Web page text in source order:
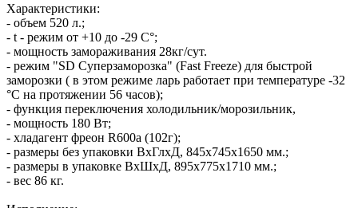
Характеристики:
- объем 520 л.;
- t - режим от +10 до -29 С°;
- мощность замораживания 28кг/сут.
- режим "SD Суперзаморозка" (Fast Freeze) для быстрой
заморозки ( в этом режиме ларь работает при температуре -32
°С на протяжении 56 часов);
- функция переключения холодильник/морозильник,
- мощность 180 Вт;
- хладагент фреон R600a (102г);
- размеры без упаковки ВхГлхД, 845х745х1650 мм.;
- размеры в упаковке ВхШхД, 895х775х1710 мм.;
- вес 86 кг.